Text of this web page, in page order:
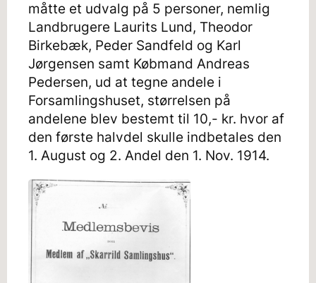
måtte et udvalg på 5 personer, nemlig
Landbrugere Laurits Lund, Theodor
Birkebæk, Peder Sandfeld og Karl
Jørgensen samt Købmand Andreas
Pedersen, ud at tegne andele i
Forsamlingshuset, størrelsen på
andelene blev bestemt til 10,- kr. hvor af
den første halvdel skulle indbetales den
1. August og 2. Andel den 1. Nov. 1914.